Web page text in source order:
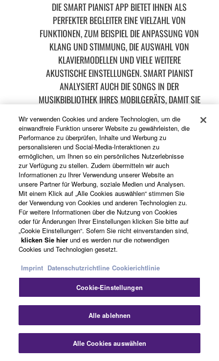
DIE SMART PIANIST APP BIETET IHNEN ALS
PERFEKTER BEGLEITER EINE VIELZAHL VON
FUNKTIONEN, ZUM BEISPIEL DIE ANPASSUNG VON
KLANG UND STIMMUNG, DIE AUSWAHL VON
KLAVIERMODELLEN UND VIELE WEITERE
AKUSTISCHE EINSTELLUNGEN. SMART PIANIST
ANALYSIERT AUCH DIE SONGS IN DER
MUSIKBIBLIOTHEK IHRES MOBILGERÄTS, DAMIT SIE
MEHR ERFAHREN
FLOWKEY
DIE BELIEBTE FLOWKEY-APP IST EINE
Wir verwenden Cookies und andere Technologien, um die
einwandfreie Funktion unserer Website zu gewährleisten, die
Performance zu überprüfen, Inhalte und Werbung zu
personalisieren und Social-Media-Interaktionen zu
ermöglichen, um Ihnen so ein persönliches Nutzerlebnisse
zur Verfügung zu stellen. Zudem übermitteln wir auch
Informationen zu Ihrer Verwendung unserer Website an
unsere Partner für Werbung, soziale Medien und Analysen.
Mit einem Klick auf „Alle Cookies auswählen“ stimmen Sie
der Verwendung von Cookies und anderen Technologien zu.
Für weitere Informationen über die Nutzung von Cookies
oder für Änderungen Ihrer Einstellungen klicken Sie bitte auf
„Cookie Einstellungen“. Sofern Sie nicht einverstanden sind,
klicken Sie hier und es werden nur die notwendigen
Cookies und Technologien gesetzt.
Imprint Datenschutzrichtline Cookierichtlinie
Cookie-Einstellungen
Alle ablehnen
Alle Cookies auswählen